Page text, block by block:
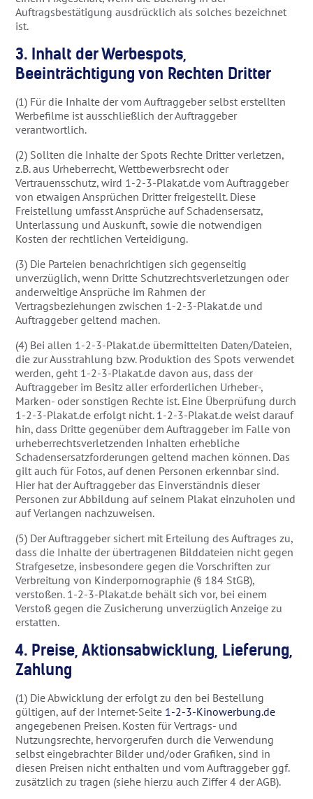
Auftragsbestätigung ausdrücklich als solches bezeichnet
ist.
3. Inhalt der Werbespots,
Beeinträchtigung von Rechten Dritter
(1) Für die Inhalte der vom Auftraggeber selbst erstellten
Werbefilme ist ausschließlich der Auftraggeber
verantwortlich.
(2) Sollten die Inhalte der Spots Rechte Dritter verletzen,
z.B. aus Urheberrecht, Wettbewerbsrecht oder
Vertrauensschutz, wird 1-2-3-Plakat.de vom Auftraggeber
von etwaigen Ansprüchen Dritter freigestellt. Diese
Freistellung umfasst Ansprüche auf Schadensersatz,
Unterlassung und Auskunft, sowie die notwendigen
Kosten der rechtlichen Verteidigung.
(3) Die Parteien benachrichtigen sich gegenseitig
unverzüglich, wenn Dritte Schutzrechtsverletzungen oder
anderweitige Ansprüche im Rahmen der
Vertragsbeziehungen zwischen 1-2-3-Plakat.de und
Auftraggeber geltend machen.
(4) Bei allen 1-2-3-Plakat.de übermittelten Daten/Dateien,
die zur Ausstrahlung bzw. Produktion des Spots verwendet
werden, geht 1-2-3-Plakat.de davon aus, dass der
Auftraggeber im Besitz aller erforderlichen Urheber-,
Marken- oder sonstigen Rechte ist. Eine Überprüfung durch
1-2-3-Plakat.de erfolgt nicht. 1-2-3-Plakat.de weist darauf
hin, dass Dritte gegenüber dem Auftraggeber im Falle von
urheberrechtsverletzenden Inhalten erhebliche
Schadensersatzforderungen geltend machen können. Das
gilt auch für Fotos, auf denen Personen erkennbar sind.
Hier hat der Auftraggeber das Einverständnis dieser
Personen zur Abbildung auf seinem Plakat einzuholen und
auf Verlangen nachzuweisen.
(5) Der Auftraggeber sichert mit Erteilung des Auftrages zu,
dass die Inhalte der übertragenen Bilddateien nicht gegen
Strafgesetze, insbesondere gegen die Vorschriften zur
Verbreitung von Kinderpornographie (§ 184 StGB),
verstoßen. 1-2-3-Plakat.de behält sich vor, bei einem
Verstoß gegen die Zusicherung unverzüglich Anzeige zu
erstatten.
4. Preise, Aktionsabwicklung, Lieferung,
Zahlung
(1) Die Abwicklung der erfolgt zu den bei Bestellung
gültigen, auf der Internet-Seite 1-2-3-Kinowerbung.de
angegebenen Preisen. Kosten für Vertrags- und
Nutzungsrechte, hervorgerufen durch die Verwendung
selbst eingebrachter Bilder und/oder Grafiken, sind in
diesen Preisen nicht enthalten und vom Auftraggeber ggf.
zusätzlich zu tragen (siehe hierzu auch Ziffer 4 der AGB).